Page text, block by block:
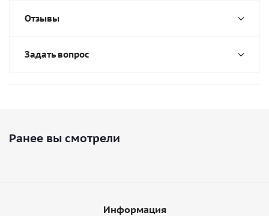
Отзывы
Задать вопрос
Ранее вы смотрели
Информация